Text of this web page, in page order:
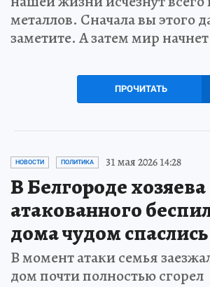
металлов. Сначала вы этого
заметите. А затем мир
ПРОЧИТАТЬ
НОВОСТИ ПОЛИТИКА 31 мая 2026 14:28
В Белгороде хозяева
атакованного
дома чудом спаслись
В момент атаки семья
дом почти полностью сгорел